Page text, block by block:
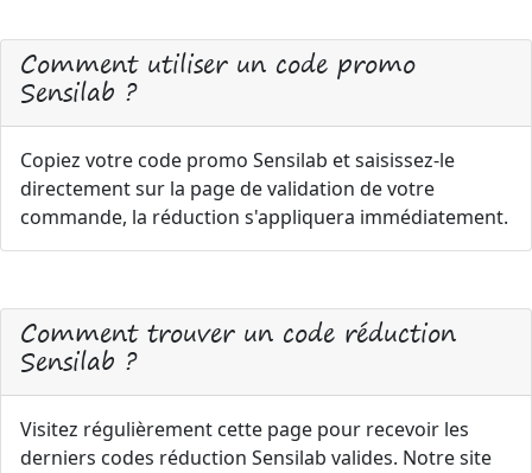
Comment utiliser un code promo
Sensilab ?
Copiez votre code promo Sensilab et saisissez-le
directement sur la page de validation de votre
commande, la réduction s'appliquera immédiatement.
Comment trouver un code réduction
Sensilab ?
Visitez régulièrement cette page pour recevoir les
derniers codes réduction Sensilab valides. Notre site